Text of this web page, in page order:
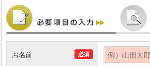
必須
お名前